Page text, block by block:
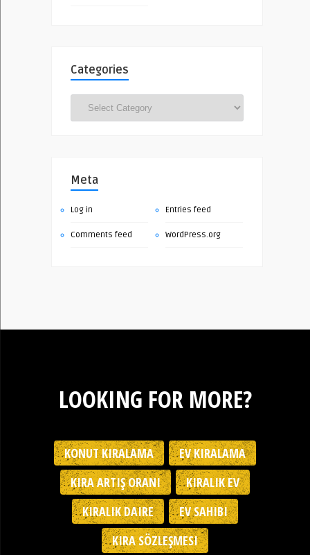
Categories
Meta
Log in Entries feed
Comments feed WordPress.org
LOOKING FOR MORE?
KONUT KIRALAMA
EV KIRALAMA
KIRA ARTIŞ ORANI
KIRALIK EV
KIRALIK DAIRE
EV SAHIBI
KIRA SÖZLEŞMESI